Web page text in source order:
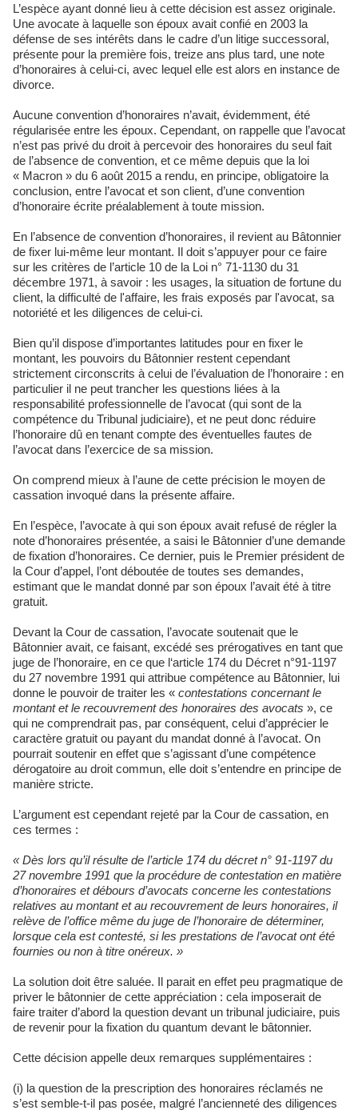
L’espèce ayant donné lieu à cette décision est assez originale.
Une avocate à laquelle son époux avait confié en 2003 la
défense de ses intérêts dans le cadre d’un litige successoral,
présente pour la première fois, treize ans plus tard, une note
d’honoraires à celui-ci, avec lequel elle est alors en instance de
divorce.
Aucune convention d’honoraires n’avait, évidemment, été
régularisée entre les époux. Cependant, on rappelle que l’avocat
n’est pas privé du droit à percevoir des honoraires du seul fait
de l’absence de convention, et ce même depuis que la loi
« Macron » du 6 août 2015 a rendu, en principe, obligatoire la
conclusion, entre l’avocat et son client, d’une convention
d’honoraire écrite préalablement à toute mission.
En l’absence de convention d’honoraires, il revient au Bâtonnier
de fixer lui-même leur montant. Il doit s’appuyer pour ce faire
sur les critères de l’article 10 de la Loi n° 71-1130 du 31
décembre 1971, à savoir : les usages, la situation de fortune du
client, la difficulté de l'affaire, les frais exposés par l'avocat, sa
notoriété et les diligences de celui-ci.
Bien qu’il dispose d’importantes latitudes pour en fixer le
montant, les pouvoirs du Bâtonnier restent cependant
strictement circonscrits à celui de l’évaluation de l’honoraire : en
particulier il ne peut trancher les questions liées à la
responsabilité professionnelle de l’avocat (qui sont de la
compétence du Tribunal judiciaire), et ne peut donc réduire
l’honoraire dû en tenant compte des éventuelles fautes de
l’avocat dans l’exercice de sa mission.
On comprend mieux à l’aune de cette précision le moyen de
cassation invoqué dans la présente affaire.
En l’espèce, l’avocate à qui son époux avait refusé de régler la
note d’honoraires présentée, a saisi le Bâtonnier d’une demande
de fixation d’honoraires. Ce dernier, puis le Premier président de
la Cour d’appel, l’ont déboutée de toutes ses demandes,
estimant que le mandat donné par son époux l’avait été à titre
gratuit.
Devant la Cour de cassation, l’avocate soutenait que le
Bâtonnier avait, ce faisant, excédé ses prérogatives en tant que
juge de l’honoraire, en ce que l‘article 174 du Décret n°91-1197
du 27 novembre 1991 qui attribue compétence au Bâtonnier, lui
donne le pouvoir de traiter les « contestations concernant le
montant et le recouvrement des honoraires des avocats », ce
qui ne comprendrait pas, par conséquent, celui d’apprécier le
caractère gratuit ou payant du mandat donné à l’avocat. On
pourrait soutenir en effet que s’agissant d’une compétence
dérogatoire au droit commun, elle doit s’entendre en principe de
manière stricte.
L’argument est cependant rejeté par la Cour de cassation, en
ces termes :
« Dès lors qu’il résulte de l’article 174 du décret n° 91-1197 du
27 novembre 1991 que la procédure de contestation en matière
d’honoraires et débours d’avocats concerne les contestations
relatives au montant et au recouvrement de leurs honoraires, il
relève de l’office même du juge de l’honoraire de déterminer,
lorsque cela est contesté, si les prestations de l’avocat ont été
fournies ou non à titre onéreux. »
La solution doit être saluée. Il parait en effet peu pragmatique de
priver le bâtonnier de cette appréciation : cela imposerait de
faire traiter d’abord la question devant un tribunal judiciaire, puis
de revenir pour la fixation du quantum devant le bâtonnier.
Cette décision appelle deux remarques supplémentaires :
(i) la question de la prescription des honoraires réclamés ne
s’est semble-t-il pas posée, malgré l’ancienneté des diligences